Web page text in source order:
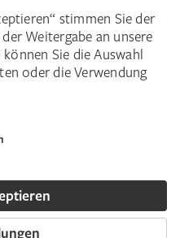
Städel Stories
Newsletter
Bildnachweise
Alle Rechte vorbehalten.